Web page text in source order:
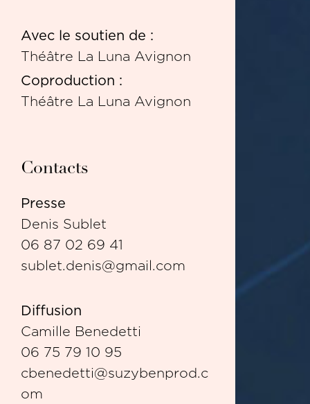
Avec le soutien de :
Théâtre La Luna Avignon
Coproduction :
Théâtre La Luna Avignon
Contacts
Presse
Denis Sublet
06 87 02 69 41
sublet.denis@gmail.com
Diffusion
Camille Benedetti
06 75 79 10 95
cbenedetti@suzybenprod.c
om